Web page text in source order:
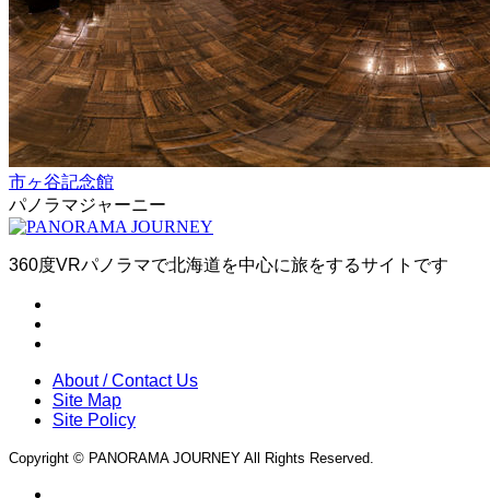
市ヶ谷記念館
パノラマジャーニー
360度VRパノラマで北海道を中心に旅をするサイトです
About / Contact Us
Site Map
Site Policy
Copyright © PANORAMA JOURNEY All Rights Reserved.